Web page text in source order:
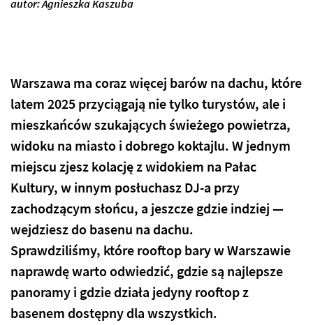
autor: Agnieszka Kaszuba
Warszawa ma coraz więcej barów na dachu, które
latem 2025 przyciągają nie tylko turystów, ale i
mieszkańców szukających świeżego powietrza,
widoku na miasto i dobrego koktajlu. W jednym
miejscu zjesz kolację z widokiem na Pałac
Kultury, w innym posłuchasz DJ-a przy
zachodzącym słońcu, a jeszcze gdzie indziej —
wejdziesz do basenu na dachu.
Sprawdziliśmy, które rooftop bary w Warszawie
naprawdę warto odwiedzić, gdzie są najlepsze
panoramy i gdzie działa jedyny rooftop z
basenem dostępny dla wszystkich.